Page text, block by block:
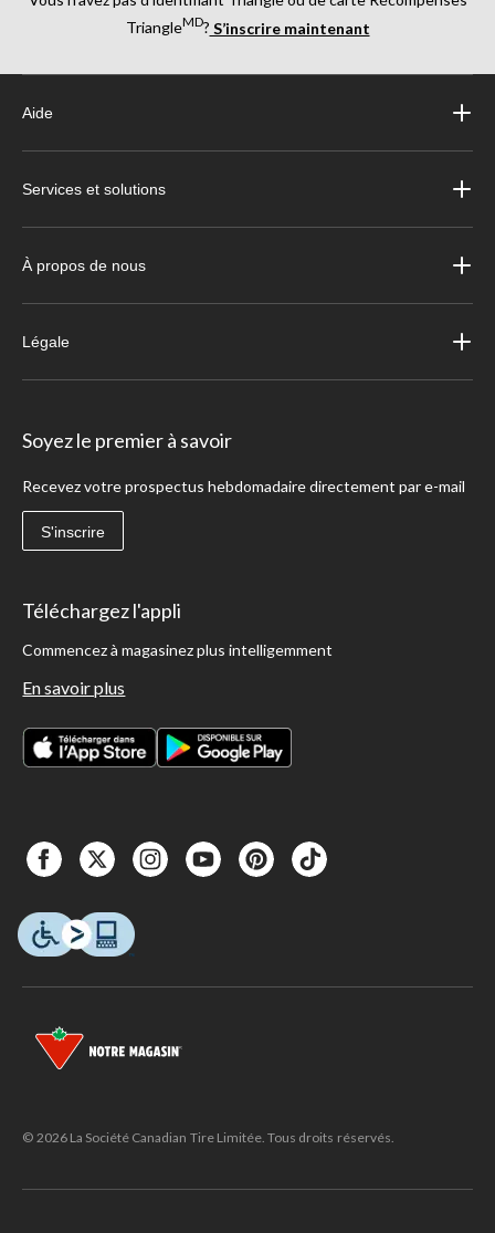
TriangleMD? S’inscrire maintenant
Aide
Services et solutions
À propos de nous
Légale
Soyez le premier à savoir
Recevez votre prospectus hebdomadaire directement par e-mail
S'inscrire
Téléchargez l'appli
Commencez à magasinez plus intelligemment
En savoir plus
© 2026 La Société Canadian Tire Limitée. Tous droits réservés.